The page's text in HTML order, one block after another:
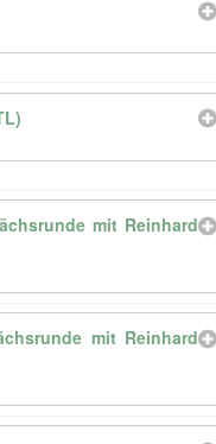
mit Reinhard
mit Reinhard